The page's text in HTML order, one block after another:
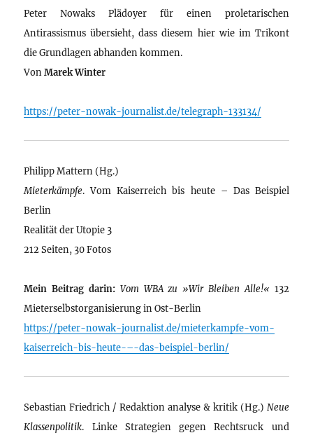
Peter Nowaks Plädoyer für einen proletarischen
Antirassismus übersieht, dass diesem hier wie im Trikont
die Grundlagen abhanden kommen.
VonMarek Winter
https://peter-nowak-journalist.de/telegraph-133134/
Philipp Mattern (Hg.)
Mieterkämpfe. Vom Kaiserreich bis heute – Das Beispiel
Berlin
Realität der Utopie 3
212 Seiten, 30 Fotos
Mein Beitrag darin: Vom WBA zu »Wir Bleiben Alle!« 132
Mieterselbstorganisierung in Ost-Berlin
https://peter-nowak-journalist.de/mieterkampfe-vom-
kaiserreich-bis-heute-–-das-beispiel-berlin/
Sebastian Friedrich / Redaktion analyse & kritik (Hg.) Neue
Klassenpolitik. Linke Strategien gegen Rechtsruck und